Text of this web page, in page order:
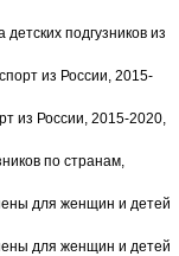
подгузников из
из России, 2015-
из России, 2015-2020,
по странам,
для женщин и детей
для женщин и детей